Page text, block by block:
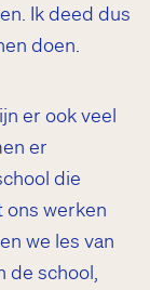
Ik deed dus
doen.
er ook veel
er
die
werken
we les van
school,